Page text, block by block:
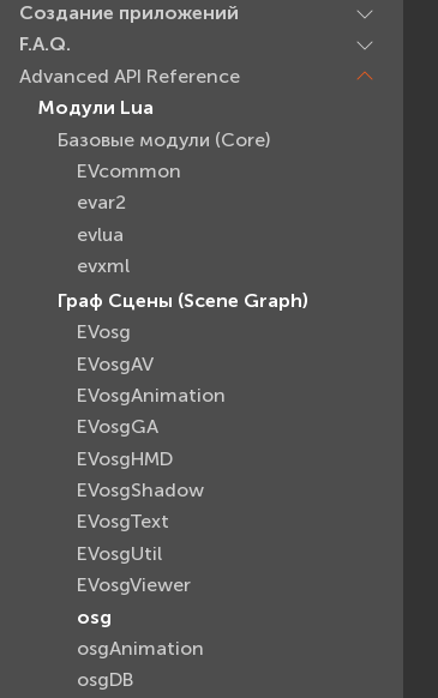
Создание приложений
F.A.Q.
Advanced API Reference
Модули Lua
Базовые модули (Core)
EVcommon
evar2
evlua
evxml
Граф Сцены (Scene Graph)
EVosg
EVosgAV
EVosgAnimation
EVosgGA
EVosgHMD
EVosgShadow
EVosgText
EVosgUtil
EVosgViewer
osg
osgAnimation
osgDB